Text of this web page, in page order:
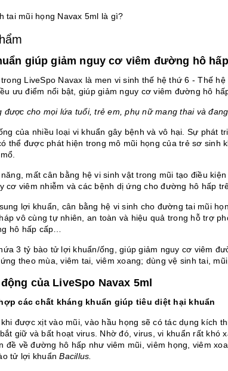
tai mũi họng Navax 5ml là gì?
giúp giảm nguy cơ viêm đường hô hấp
LiveSpo Navax là men vi sinh thế hệ thứ 6 - Thế
ưu điểm nổi bật, giúp giảm nguy cơ viêm đường hô
được cho mọi lứa tuổi, trẻ em, phụ nữ mang thai và
của nhiều loại vi khuẩn gây bệnh và vô hại. Sự phát
thể được phát hiện trong mô mũi họng của trẻ sơ sinh
mất cân bằng hệ vi sinh vật trong mũi tạo điều
cơ viêm nhiễm và các bệnh dị ứng cho đường hô hấp
lợi khuẩn, cân bằng hệ vi sinh cho đường tai mũi
vô cùng tự nhiên, an toàn và hiệu quả trong hỗ trợ
hô hấp cấp…
3 tỷ bào tử lợi khuẩn/ống, giúp giảm nguy cơ viêm
theo mùa, viêm tai, viêm xoang; dùng vệ sinh tai,
của LiveSpo Navax 5ml
các chất kháng khuẩn giúp tiêu diệt hại khuẩn
được xịt vào mũi, vào hầu họng sẽ có tác dụng kích
giữ và bất hoạt virus. Nhờ đó, virus, vi khuẩn rất khó
đề về đường hô hấp như viêm mũi, viêm họng, viêm
tử lợi khuẩnBacillus.